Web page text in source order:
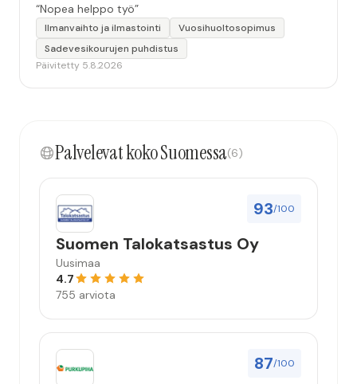
“Nopea helppo työ”
Ilmanvaihto ja ilmastointi
Vuosihuoltosopimus
Sadevesikourujen puhdistus
Päivitetty 5.8.2026
Palvelevat koko Suomessa(6)
93/100
Suomen Talokatsastus Oy
Uusimaa
4.7
755 arviota
87/100